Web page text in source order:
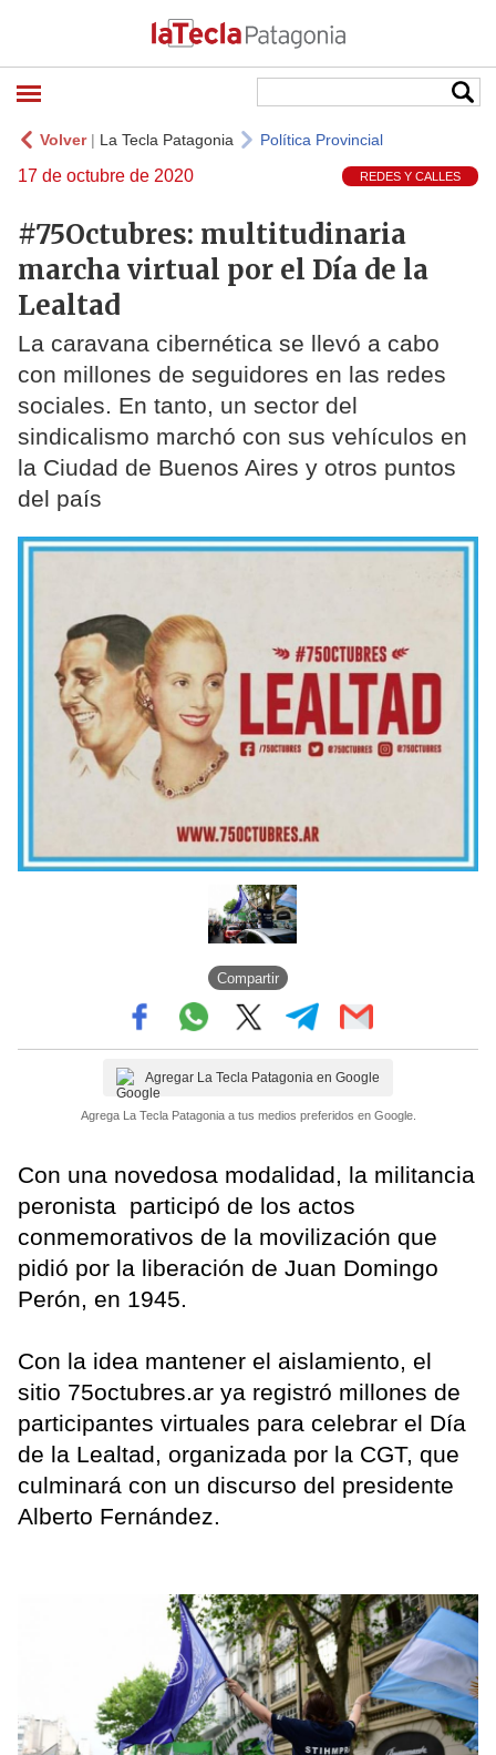
Volver| La Tecla Patagonia Política Provincial
17 de octubre de 2020 REDES Y CALLES
#75Octubres: multitudinaria
marcha virtual por el Día de la
Lealtad
La caravana cibernética se llevó a cabo
con millones de seguidores en las redes
sociales. En tanto, un sector del
sindicalismo marchó con sus vehículos en
la Ciudad de Buenos Aires y otros puntos
del país
Compartir
Agregar La Tecla Patagonia en Google
Agrega La Tecla Patagonia a tus medios preferidos en Google.
Con una novedosa modalidad, la militancia
peronista participó de los actos
conmemorativos de la movilización que
pidió por la liberación de Juan Domingo
Perón, en 1945.
Con la idea mantener el aislamiento, el
sitio 75octubres.ar ya registró millones de
participantes virtuales para celebrar el Día
de la Lealtad, organizada por la CGT, que
culminará con un discurso del presidente
Alberto Fernández.